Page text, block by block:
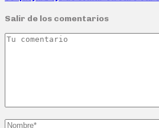
Salir de los comentarios